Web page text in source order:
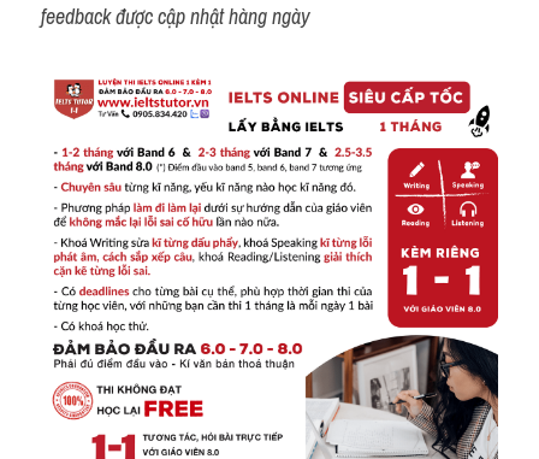
feedback được cập nhật hàng ngày